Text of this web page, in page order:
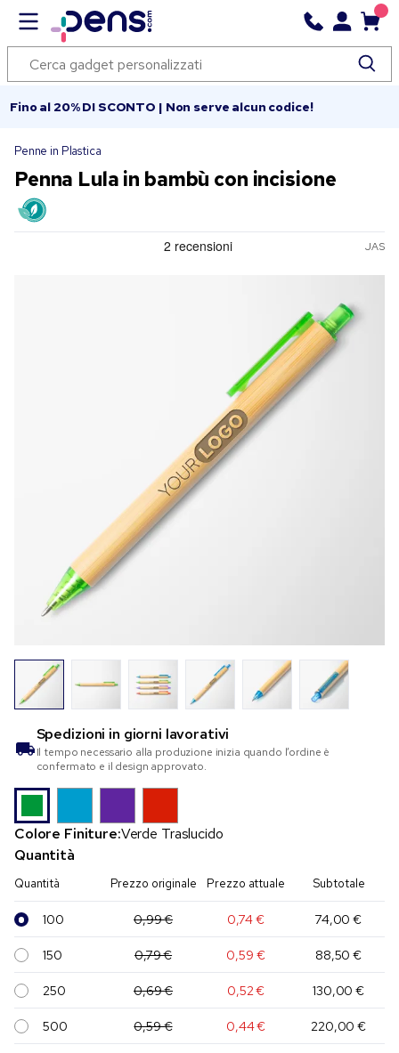
Fino al 20% DI SCONTO | Non serve alcun codice!
Penne in Plastica
Penna Lula in bambù con incisione
JAS
Spedizioni in giorni lavorativi
Il tempo necessario alla produzione inizia quando l’ordine è
confermato e il design approvato.
Colore Finiture:Verde Traslucido
Quantità
Quantità Prezzo originale Prezzo attuale Subtotale
100 0,99 € 0,74 € 74,00 €
150 0,79 € 0,59 € 88,50 €
250 0,69 € 0,52 € 130,00 €
500 0,59 € 0,44 € 220,00 €